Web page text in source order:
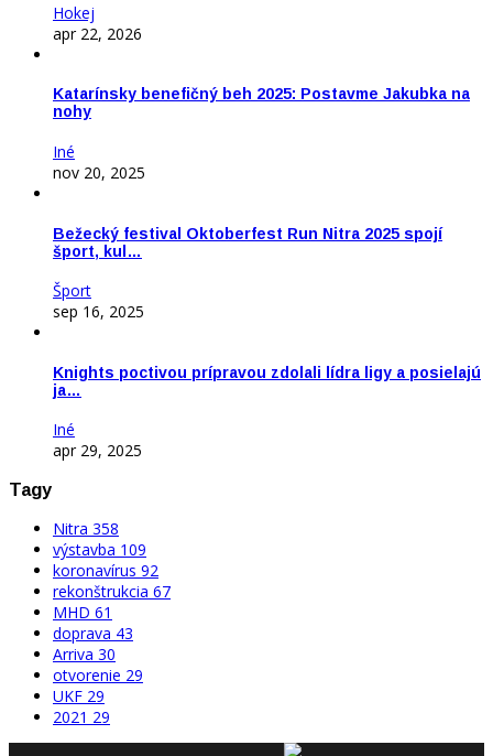
Hokej
apr 22, 2026
Katarínsky benefičný beh 2025: Postavme Jakubka na
nohy
Iné
nov 20, 2025
Bežecký festival Oktoberfest Run Nitra 2025 spojí
šport, kul…
Šport
sep 16, 2025
Knights poctivou prípravou zdolali lídra ligy a posielajú
ja…
Iné
apr 29, 2025
Tagy
Nitra 358
výstavba 109
koronavírus 92
rekonštrukcia 67
MHD 61
doprava 43
Arriva 30
otvorenie 29
UKF 29
2021 29